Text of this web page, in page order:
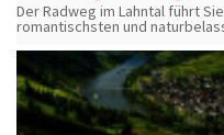
Der Radweg im Lahntal führt
romantischsten und